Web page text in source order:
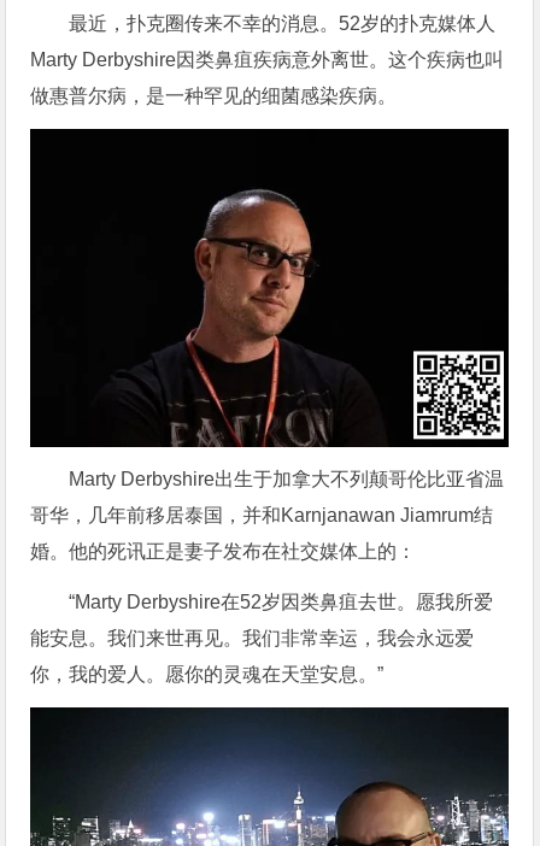
最近，扑克圈传来不幸的消息。52岁的扑克媒体人
Marty Derbyshire因类鼻疽疾病意外离世。这个疾病也叫
做惠普尔病，是一种罕见的细菌感染疾病。
Marty Derbyshire出生于加拿大不列颠哥伦比亚省温
哥华，几年前移居泰国，并和Karnjanawan Jiamrum结
婚。他的死讯正是妻子发布在社交媒体上的：
“Marty Derbyshire在52岁因类鼻疽去世。愿我所爱
能安息。我们来世再见。我们非常幸运，我会永远爱
你，我的爱人。愿你的灵魂在天堂安息。”